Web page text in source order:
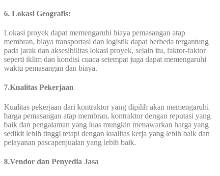
6. Lokasi Geografis:
Lokasi proyek dapat memengaruhi biaya pemasangan atap
membran, biaya transportasi dan logistik dapat berbeda tergantung
pada jarak dan aksesibilitas lokasi proyek, selain itu, faktor-faktor
seperti iklim dan kondisi cuaca setempat juga dapat memengaruhi
waktu pemasangan dan biaya.
7.Kualitas Pekerjaan
Kualitas pekerjaan dari kontraktor yang dipilih akan memengaruhi
harga pemasangan atap membran, kontraktor dengan reputasi yang
baik dan pengalaman yang luas mungkin menawarkan harga yang
sedikit lebih tinggi tetapi dengan kualitas kerja yang lebih baik dan
pelayanan pascapenjualan yang lebih baik.
8.Vendor dan Penyedia Jasa